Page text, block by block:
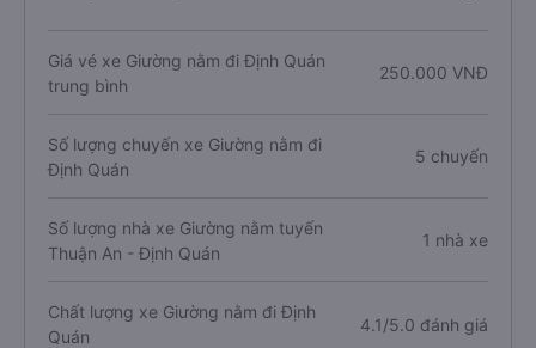
Giá vé xe Giường nằm đi Định Quán
trung bình
250.000 VNĐ
Số lượng chuyến xe Giường nằm đi
Định Quán
5 chuyến
Số lượng nhà xe Giường nằm tuyến
Thuận An - Định Quán
1 nhà xe
Chất lượng xe Giường nằm đi Định
Quán
4.1/5.0 đánh giá